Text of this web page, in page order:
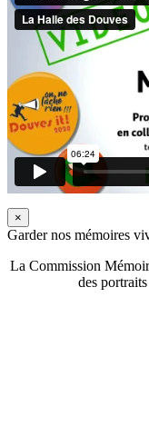
×
Garder nos mémoires
La Commission
des